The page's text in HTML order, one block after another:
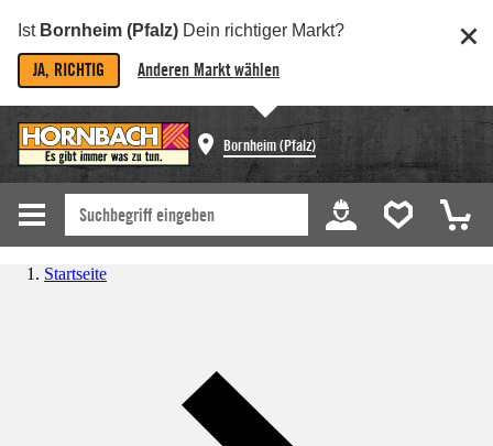
Ist Bornheim (Pfalz) Dein richtiger Markt?
JA, RICHTIG Anderen Markt wählen
Bornheim (Pfalz)
Startseite